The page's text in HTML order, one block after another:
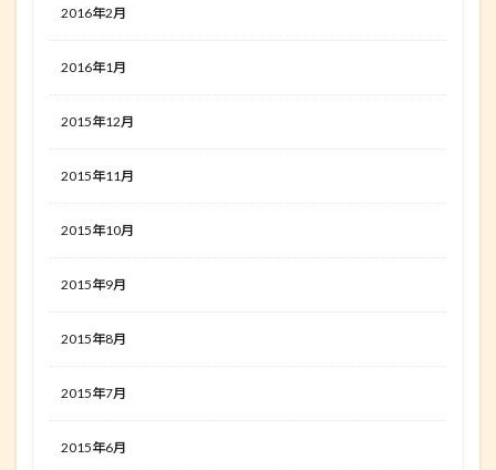
2016年2月
2016年1月
2015年12月
2015年11月
2015年10月
2015年9月
2015年8月
2015年7月
2015年6月